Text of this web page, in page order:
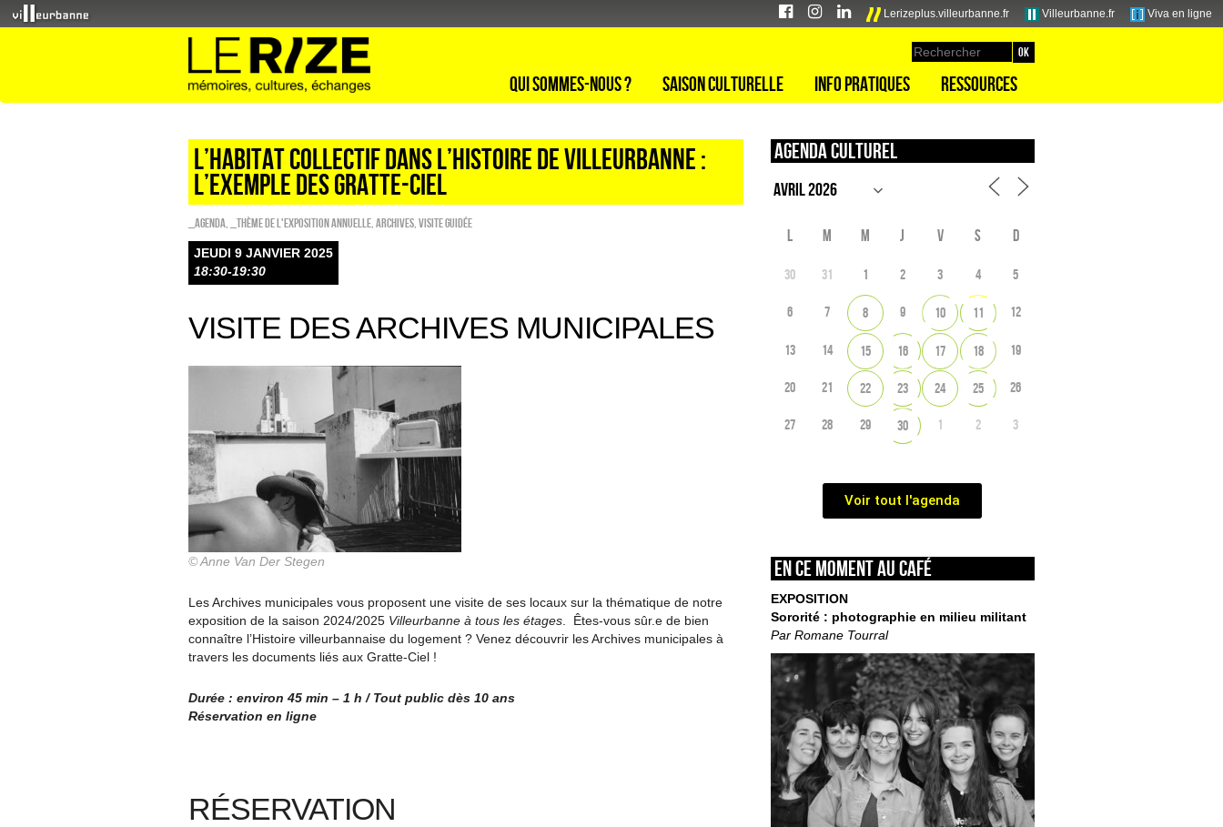
Lerizeplus.villeurbanne.fr Villeurbanne.fr Viva en ligne
Qui sommes-nous ? Saison culturelle Info pratiques Ressources
L’Habitat collectif dans l’Histoire de Villeurbanne :
l’exemple des Gratte-Ciel
_Agenda _Thème de l'exposition annuelle Archives Visite guidée
JEUDI 9 JANVIER 2025
18:30-19:30
VISITE DES ARCHIVES MUNICIPALES
© Anne Van Der Stegen
Les Archives municipales vous proposent une visite de ses locaux sur la thématique de notre
exposition de la saison 2024/2025 Villeurbanne à tous les étages . Êtes-vous sûr.e de bien
connaître l’Histoire villeurbannaise du logement ? Venez découvrir les Archives municipales à
travers les documents liés aux Gratte-Ciel !
Durée : environ 45 min – 1 h / Tout public dès 10 ans
Réservation en ligne
RÉSERVATION
Agenda culturel
L M M J V S D
30 31 1 2 3 4 5
6 7 8 9 10 11 12
13 14 15 16 17 18 19
20 21 22 23 24 25 26
27 28 29 30 1 2 3
Voir tout l'agenda
En ce moment au café
EXPOSITION
Sororité : photographie en milieu militant
Par Romane Tourral